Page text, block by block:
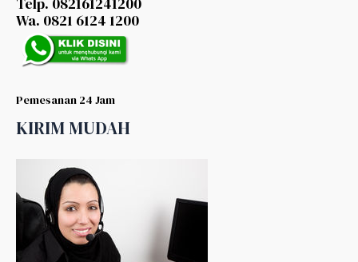
Wa. 0821 6124 1200
Pemesanan 24 Jam
KIRIM MUDAH